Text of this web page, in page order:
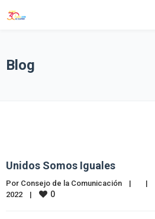
Blog
Unidos Somos Iguales
Por Consejo de la Comunicación | |
2022 | 0